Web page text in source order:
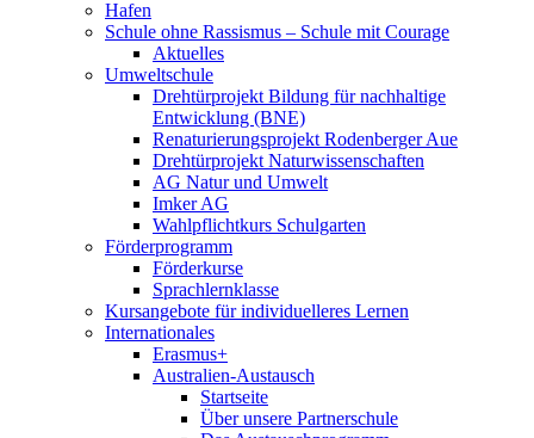
Hafen
Schule ohne Rassismus – Schule mit Courage
Aktuelles
Umweltschule
Drehtürprojekt Bildung für nachhaltige
Entwicklung (BNE)
Renaturierungsprojekt Rodenberger Aue
Drehtürprojekt Naturwissenschaften
AG Natur und Umwelt
Imker AG
Wahlpflichtkurs Schulgarten
Förderprogramm
Förderkurse
Sprachlernklasse
Kursangebote für individuelleres Lernen
Internationales
Erasmus+
Australien-Austausch
Startseite
Über unsere Partnerschule